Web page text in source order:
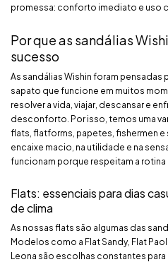
promessa: conforto imediato e uso
Por que as sandálias
sucesso
As sandálias Wishin foram pensadas
sapato que funcione em muitos
resolver a vida, viajar, descansar e
desconforto. Por isso, temos uma
flats, flatforms, papetes, fishermen
encaixe macio, na utilidade e na
funcionam porque respeitam a
Flats: essenciais para dias
de clima
As nossas flats são algumas das
Modelos como a Flat Sandy, Flat
Leona são escolhas constantes para